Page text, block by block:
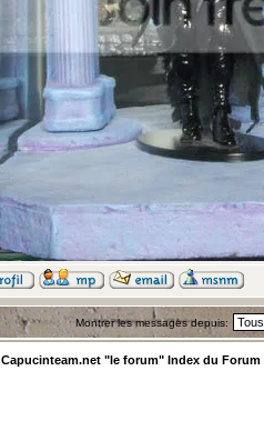
Montrer les messages depuis:
Capucinteam.net "le forum" Index du Forum